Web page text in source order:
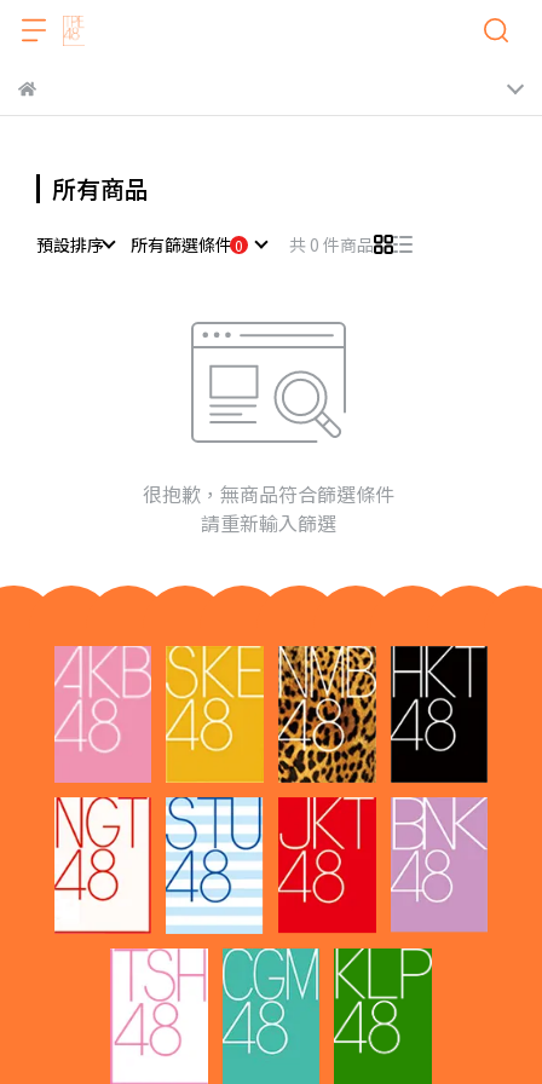
所有商品
預設排序 所有篩選條件 共 0 件商品
很抱歉，無商品符合篩選條件
請重新輸入篩選